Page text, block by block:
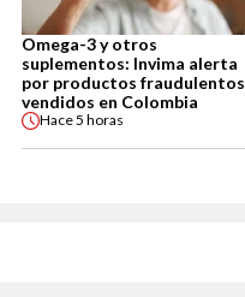
Omega-3 y otros
suplementos: Invima alerta
por productos fraudulentos
vendidos en Colombia
Hace5 horas